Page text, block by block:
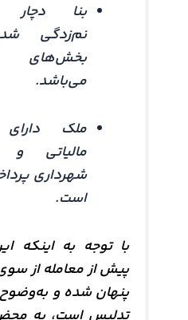
بنا
نم‌زدگی
بخش‌های
می‌باشد.
ملک
مالیاتی و
شهرداری
است.
با توجه به اینکه
پیش از معامله از
پنهان شده و